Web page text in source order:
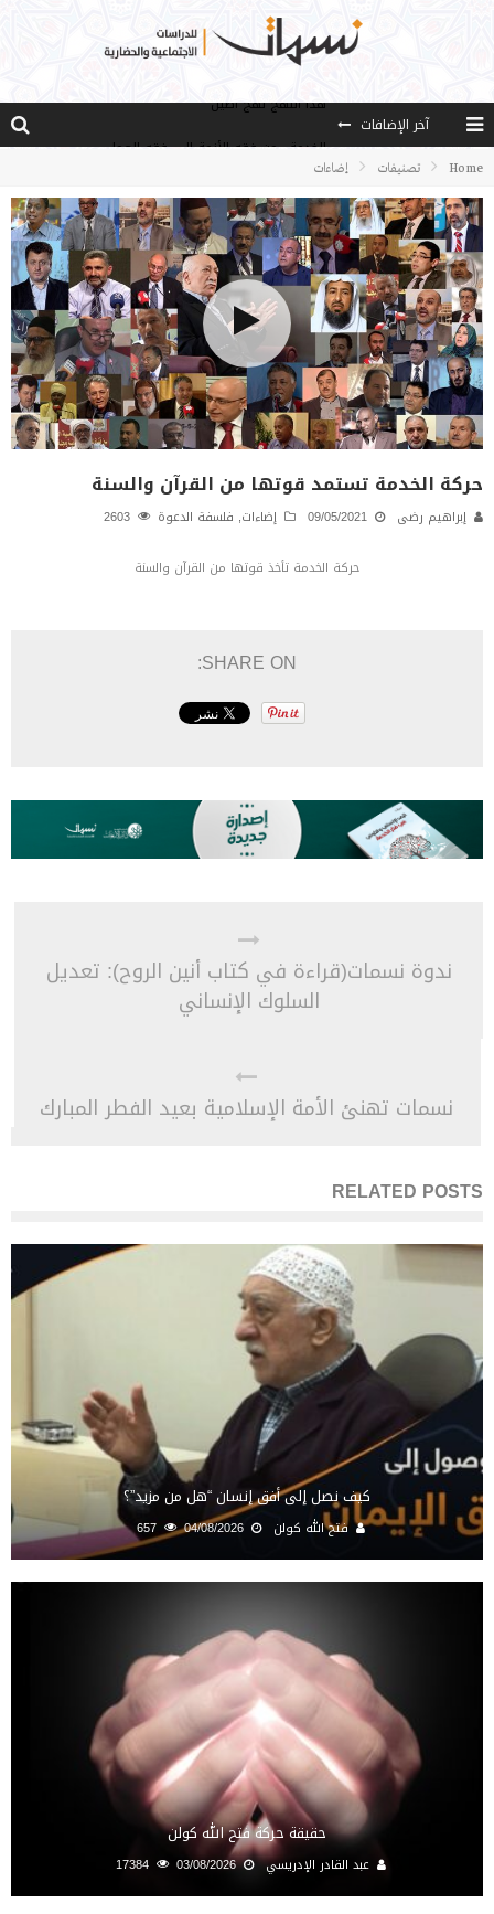
آخر الإضافات
مصادر العلم وسببه
النـزعة التجديدية عند الأستاذ فتح الله كولن
مدارس كولن: التعليم بوصفه مشروعًا لبناء الإنسان والمجتمع
هذا النهج نهج أصيل
Home تصنيفات إضاءات
حركة الخدمة تستمد قوتها من القرآن والسنة
إبراهيم رضى 09/05/2021 إضاءات, فلسفة الدعوة
حركة الخدمة تأخذ قوتها من القرآن والسنة
SHARE ON:
ندوة نسمات(قراءة في كتاب أنين الروح): تعديل
السلوك الإنساني
نسمات تهنئ الأمة الإسلامية بعيد الفطر المبارك
RELATED POSTS
كيف نصل إلى أفق إنسان “هل من مزيد”؟
فتح الله كولن 04/08/2026
حقيقة حركة فتح الله كولن
عبد القادر الإدريسي 03/08/2026